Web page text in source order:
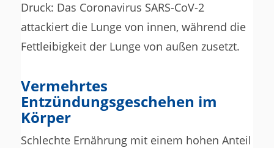
Druck: Das Coronavirus SARS-CoV-2
attackiert die Lunge von innen, während die
Fettleibigkeit der Lunge von außen zusetzt.
Vermehrtes
Entzündungsgeschehen im
Körper
Schlechte Ernährung mit einem hohen Anteil